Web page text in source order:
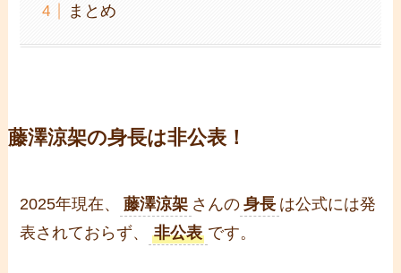
まとめ
藤澤涼架の身長は非公表！
2025年現在、 藤澤涼架 さんの 身長 は公式には発
表されておらず、
非公表 です。